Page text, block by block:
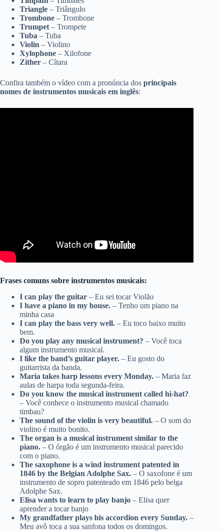
Triangle – Triângulo
Trombone – Trombone
Trumpet – Trompete
Tuba – Tuba
Violin – Violino
Xylophone – Xilofone
Zither – Cítara
Confira também o vídeo com a pronúncia dos principais
nomes de instrumentos musicais em inglês:
Frases comuns sobre instrumentos musicais:
I can play the guitar – Eu sei tocar Violão
I have a piano in my house. – Tenho um piano na
minha casa
I can play the bass very well. – Eu toco baixo muito
bem.
Do you play any musical instrument? – Você toca
algum instrumento musical.
I like the band’s guitar player. – Eu gosto do
guitarrista da banda.
Maria takes harp lessons every Monday. – Maria faz
aulas de harpa toda segunda-feira.
Do you know the musical instrument called hi-hat?
– Você conhece o instrumento musical chamado
timbau?
The sound of the violin is very beautiful. – O som do
violino é muito bonito.
The organ is a musical instrument similar to the
piano. – O órgão é um instrumento musical parecido
com o piano.
The saxophone is a wind instrument patented in
1846 by the Belgian Adolphe Sax. – O saxofone é um
instrumento de sopro patenteado em 1846 pelo belga
Adolphe Sax.
Elisa wants to learn to play banjo – Elisa quer
aprender a tocar banjo
My grandfather plays his accordion every Sunday. –
Meu avô toca a sua sanfona todos os domingos.